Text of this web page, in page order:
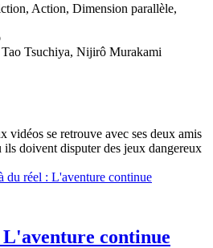
Action, Dimension parallèle,
Tao Tsuchiya, Nijirô Murakami
vidéos se retrouve avec ses deux amis
doivent disputer des jeux dangereux
continue